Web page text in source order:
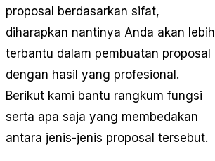
proposal berdasarkan sifat,
diharapkan nantinya Anda akan lebih
terbantu dalam pembuatan proposal
dengan hasil yang profesional.
Berikut kami bantu rangkum fungsi
serta apa saja yang membedakan
antara jenis-jenis proposal tersebut.